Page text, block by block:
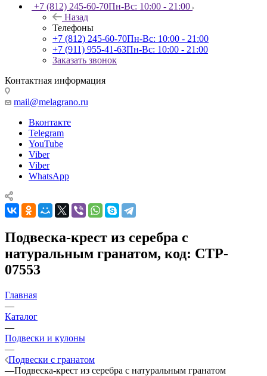
+7 (812) 245-60-70Пн-Вс: 10:00 - 21:00
Назад
Телефоны
+7 (812) 245-60-70Пн-Вс: 10:00 - 21:00
+7 (911) 955-41-63Пн-Вс: 10:00 - 21:00
Заказать звонок
Контактная информация
mail@melagrano.ru
Вконтакте
Telegram
YouTube
Viber
Viber
WhatsApp
Подвеска-крест из серебра с
натуральным гранатом, код: CTP-
07553
Главная
—
Каталог
—
Подвески и кулоны
—
Подвески с гранатом
—Подвеска-крест из серебра с натуральным гранатом